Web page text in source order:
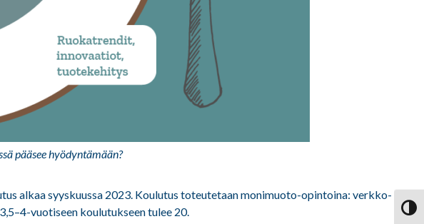
pääsee hyödyntämään?
alkaa syyskuussa 2023. Koulutus toteutetaan monimuoto-opintoina: verkko-
vuotiseen koulutukseen tulee 20.